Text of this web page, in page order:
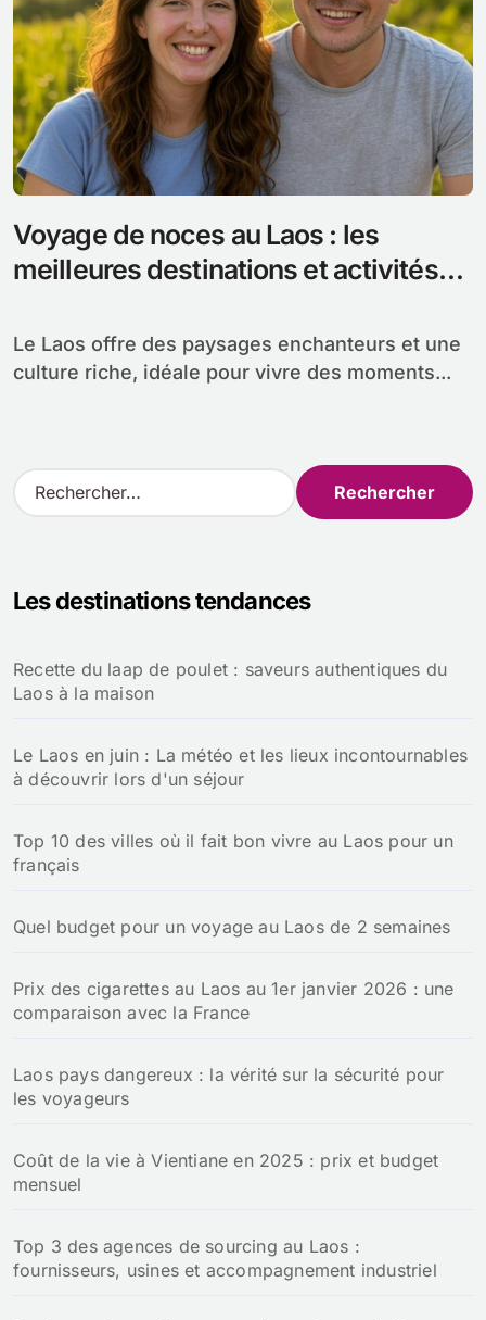
Voyage de noces au Laos : les
meilleures destinations et activités
Le Laos offre des paysages enchanteurs et une
culture riche, idéale pour vivre des moments...
R
e
r
e
r
Les destinations tendances
Recette du laap de poulet : saveurs authentiques du
Laos à la maison
Le Laos en juin : La météo et les lieux incontournables
à découvrir lors d'un séjour
Top 10 des villes où il fait bon vivre au Laos pour un
français
Quel budget pour un voyage au Laos de 2 semaines
Prix des cigarettes au Laos au 1er janvier 2026 : une
comparaison avec la France
Laos pays dangereux : la vérité sur la sécurité pour
les voyageurs
Coût de la vie à Vientiane en 2025 : prix et budget
mensuel
Top 3 des agences de sourcing au Laos :
fournisseurs, usines et accompagnement industriel